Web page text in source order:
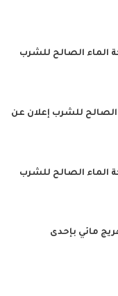
الماء الصالح للشرب
للشرب إعلان عن
الماء الصالح للشرب
مائي بإحدى